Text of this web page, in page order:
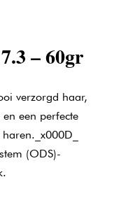
– 60gr
verzorgd haar,
een perfecte
(ODS)-